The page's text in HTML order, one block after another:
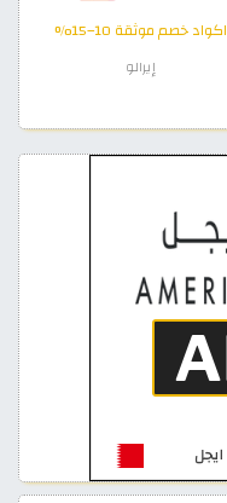
اكواد خصم موثقة 10–15%
إيرالو